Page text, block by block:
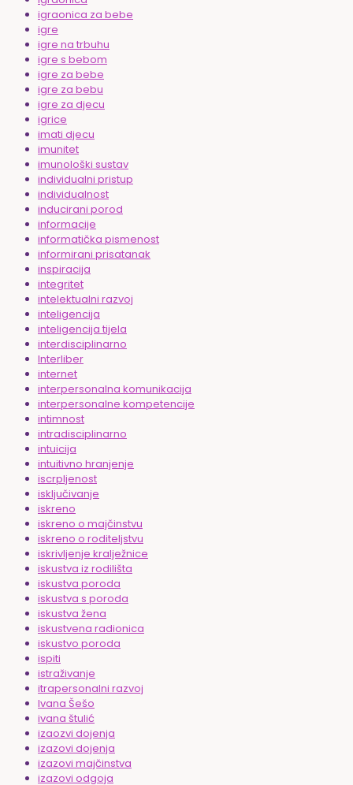
igraonica za bebe
igre
igre na trbuhu
igre s bebom
igre za bebe
igre za bebu
igre za djecu
igrice
imati djecu
imunitet
imunološki sustav
individualni pristup
individualnost
inducirani porod
informacije
informatička pismenost
informirani prisatanak
inspiracija
integritet
intelektualni razvoj
inteligencija
inteligencija tijela
interdisciplinarno
Interliber
internet
interpersonalna komunikacija
interpersonalne kompetencije
intimnost
intradisciplinarno
intuicija
intuitivno hranjenje
iscrpljenost
isključivanje
iskreno
iskreno o majčinstvu
iskreno o roditeljstvu
iskrivljenje kralježnice
iskustva iz rodilišta
iskustva poroda
iskustva s poroda
iskustva žena
iskustvena radionica
iskustvo poroda
ispiti
istraživanje
itrapersonalni razvoj
Ivana Šešo
ivana štulić
izaozvi dojenja
izazovi dojenja
izazovi majčinstva
izazovi odgoja